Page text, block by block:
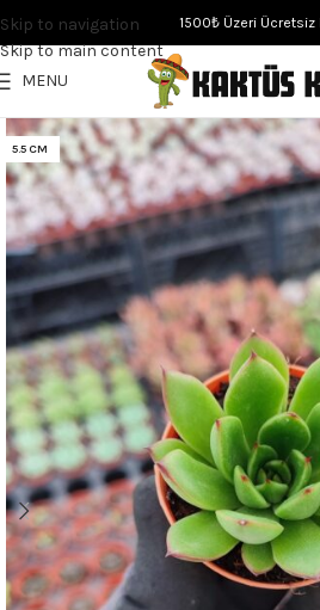
Skip to navigation
Skip to main content
1500₺ Üzeri Ücretsiz
MENU
5.5 CM